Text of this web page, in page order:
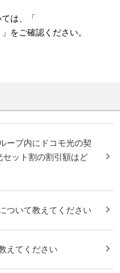
は、「
」をご確認ください。
ープ内に ドコモ光の契
セット割の割引額はど
ついて教えてください
えてください